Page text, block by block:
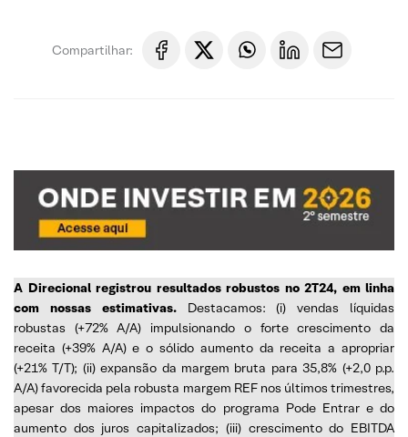
Compartilhar:
A Direcional registrou resultados robustos no 2T24, em linha
com nossas estimativas.Destacamos: (i) vendas líquidas
robustas (+72% A/A) impulsionando o forte crescimento da
receita (+39% A/A) e o sólido aumento da receita a apropriar
(+21% T/T); (ii) expansão da margem bruta para 35,8% (+2,0 p.p.
A/A) favorecida pela robusta margem REF nos últimos trimestres,
apesar dos maiores impactos do programa Pode Entrar e do
aumento dos juros capitalizados; (iii) crescimento do EBITDA